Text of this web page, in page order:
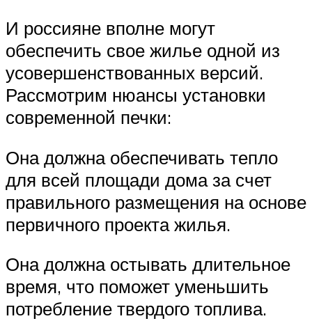
И россияне вполне могут
обеспечить свое жилье одной из
усовершенствованных версий.
Рассмотрим нюансы установки
современной печки:
Она должна обеспечивать тепло
для всей площади дома за счет
правильного размещения на основе
первичного проекта жилья.
Она должна остывать длительное
время, что поможет уменьшить
потребление твердого топлива.